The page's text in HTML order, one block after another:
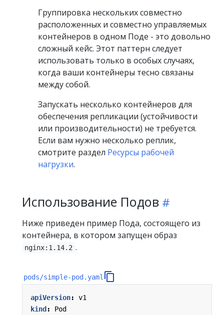
Группировка нескольких совместно
расположенных и совместно управляемых
контейнеров в одном Поде - это довольно
сложный кейс. Этот паттерн следует
использовать только в особых случаях,
когда ваши контейнеры тесно связаны
между собой.
Запускать несколько контейнеров для
обеспечения репликации (устойчивости
или производительности) не требуется.
Если вам нужно несколько реплик,
смотрите раздел Ресурсы рабочей
нагрузки.
Использование Подов
Ниже приведен пример Пода, состоящего из
контейнера, в котором запущен образ
nginx:1.14.2 .
pods/simple-pod.yaml
apiVersion:
v1
kind:
Pod